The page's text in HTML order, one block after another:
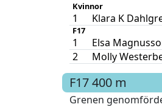
Kvinnor
1 Klara K
F17
1 Elsa
2
Molly
F17400 m
Grenen